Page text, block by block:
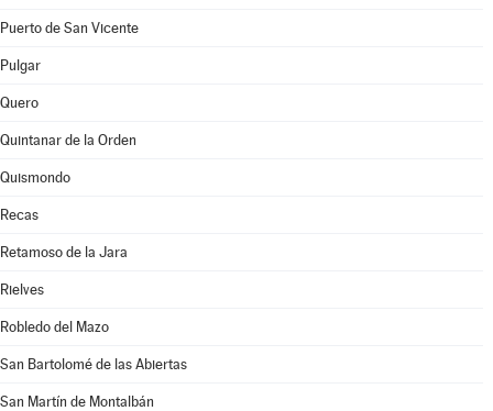
Puerto de San Vicente
Pulgar
Quero
Quintanar de la Orden
Quismondo
Recas
Retamoso de la Jara
Rielves
Robledo del Mazo
San Bartolomé de las Abiertas
San Martín de Montalbán